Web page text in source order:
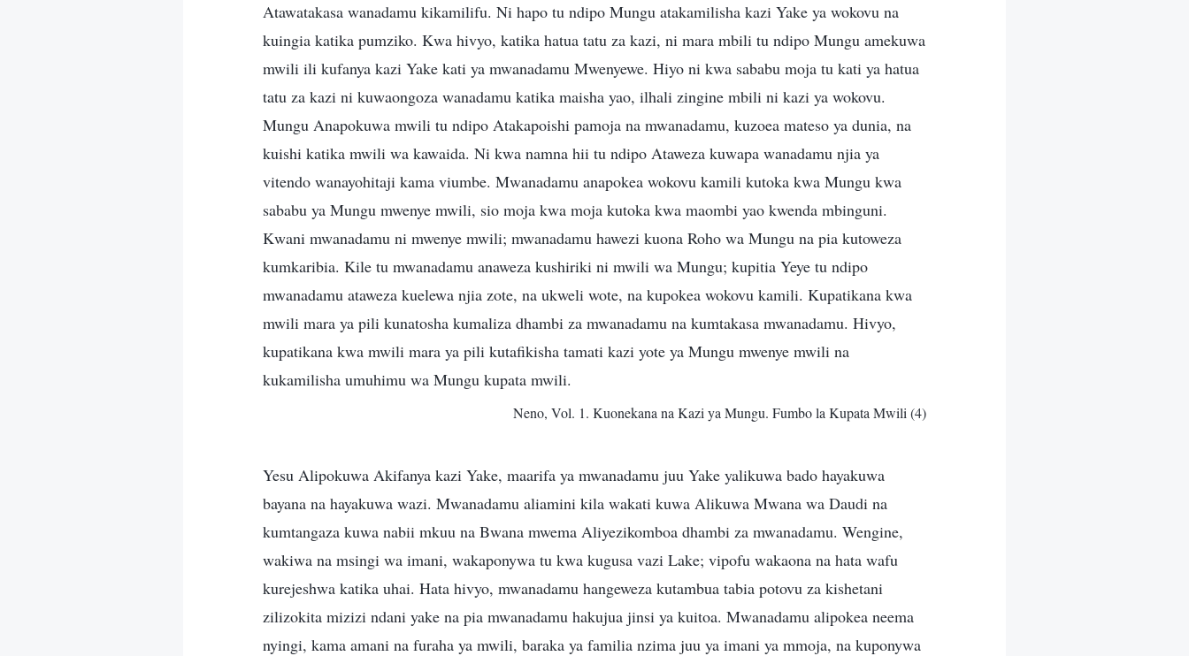
Atawatakasa wanadamu kikamilifu. Ni hapo tu ndipo Mungu atakamilisha kazi Yake ya wokovu na
kuingia katika pumziko. Kwa hivyo, katika hatua tatu za kazi, ni mara mbili tu ndipo Mungu amekuwa
mwili ili kufanya kazi Yake kati ya mwanadamu Mwenyewe. Hiyo ni kwa sababu moja tu kati ya hatua
tatu za kazi ni kuwaongoza wanadamu katika maisha yao, ilhali zingine mbili ni kazi ya wokovu.
Mungu Anapokuwa mwili tu ndipo Atakapoishi pamoja na mwanadamu, kuzoea mateso ya dunia, na
kuishi katika mwili wa kawaida. Ni kwa namna hii tu ndipo Ataweza kuwapa wanadamu njia ya
vitendo wanayohitaji kama viumbe. Mwanadamu anapokea wokovu kamili kutoka kwa Mungu kwa
sababu ya Mungu mwenye mwili, sio moja kwa moja kutoka kwa maombi yao kwenda mbinguni.
Kwani mwanadamu ni mwenye mwili; mwanadamu hawezi kuona Roho wa Mungu na pia kutoweza
kumkaribia. Kile tu mwanadamu anaweza kushiriki ni mwili wa Mungu; kupitia Yeye tu ndipo
mwanadamu ataweza kuelewa njia zote, na ukweli wote, na kupokea wokovu kamili. Kupatikana kwa
mwili mara ya pili kunatosha kumaliza dhambi za mwanadamu na kumtakasa mwanadamu. Hivyo,
kupatikana kwa mwili mara ya pili kutafikisha tamati kazi yote ya Mungu mwenye mwili na
kukamilisha umuhimu wa Mungu kupata mwili.
Neno, Vol. 1. Kuonekana na Kazi ya Mungu. Fumbo la Kupata Mwili (4)
Yesu Alipokuwa Akifanya kazi Yake, maarifa ya mwanadamu juu Yake yalikuwa bado hayakuwa
bayana na hayakuwa wazi. Mwanadamu aliamini kila wakati kuwa Alikuwa Mwana wa Daudi na
kumtangaza kuwa nabii mkuu na Bwana mwema Aliyezikomboa dhambi za mwanadamu. Wengine,
wakiwa na msingi wa imani, wakaponywa tu kwa kugusa vazi Lake; vipofu wakaona na hata wafu
kurejeshwa katika uhai. Hata hivyo, mwanadamu hangeweza kutambua tabia potovu za kishetani
zilizokita mizizi ndani yake na pia mwanadamu hakujua jinsi ya kuitoa. Mwanadamu alipokea neema
nyingi, kama amani na furaha ya mwili, baraka ya familia nzima juu ya imani ya mmoja, na kuponywa